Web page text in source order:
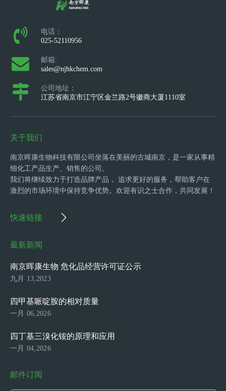
电话：
025-52110956
邮箱:
sales@njhkchem.com
公司地址：
江苏省南京市江宁区金兰路2号徽商大厦1110室
关于我们
南京晖康生物科技有限公司坐落在美丽的古城南京，是一家从事精
细化工产品生产、销售的公司。
我们将继续致力于打造品牌产品， 追求更好的服务，帮助客户在
激烈的市场环境中保持竞争优势。欢迎有识之士合作，共同发展！
快速链接
最新新闻
南京晖康生物 危化品经营许可证公示
九月 13,2023
四甲基哌啶胺的相对质量
一月 06,2026
四丁基三溴化铵的原理和应用
一月 04,2026
邮件订阅